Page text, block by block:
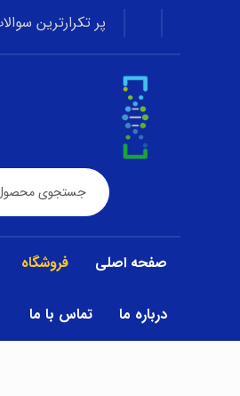
پر تکرارترین
صفحه اصلی فروشگاه
درباره ما تماس با ما